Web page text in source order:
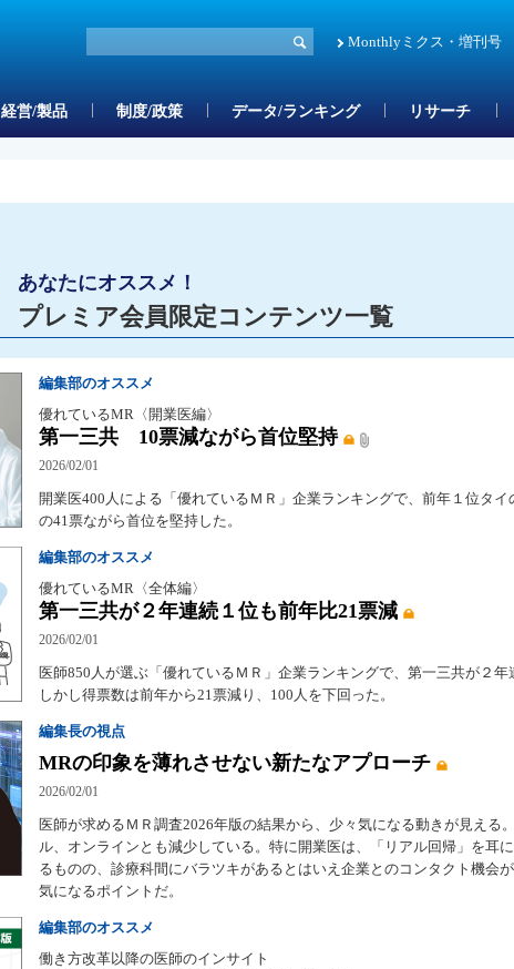
Monthlyミクス・増刊号
経営/製品 制度/政策 データ/ランキング リサーチ
あなたにオススメ！
プレミア会員限定コンテンツ一覧
編集部のオススメ
優れているMR〈開業医編〉
第一三共 10票減ながら首位堅持
2026/02/01
開業医400人による「優れているＭＲ」企業ランキングで、前年１位タイ
の41票ながら首位を堅持した。
編集部のオススメ
優れているMR〈全体編〉
第一三共が２年連続１位も前年比21票減
2026/02/01
医師850人が選ぶ「優れているＭＲ」企業ランキングで、第一三共が２年
しかし得票数は前年から21票減り、100人を下回った。
編集長の視点
MRの印象を薄れさせない新たなアプローチ
2026/02/01
医師が求めるＭＲ調査2026年版の結果から、少々気になる動きが見える
ル、オンラインとも減少している。特に開業医は、「リアル回帰」を耳
るものの、診療科間にバラツキがあるとはいえ企業とのコンタクト機会
気になるポイントだ。
編集部のオススメ
働き方改革以降の医師のインサイト